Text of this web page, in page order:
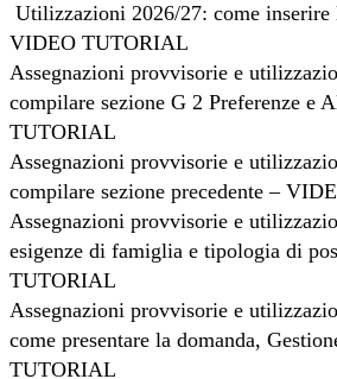
Utilizzazioni 2026/27: come inserire
VIDEO TUTORIAL
Assegnazioni provvisorie e
compilare sezione G 2 Preferenze e
TUTORIAL
Assegnazioni provvisorie e
compilare sezione precedente –
Assegnazioni provvisorie e
esigenze di famiglia e tipologia di
TUTORIAL
Assegnazioni provvisorie e
come presentare la domanda,
TUTORIAL